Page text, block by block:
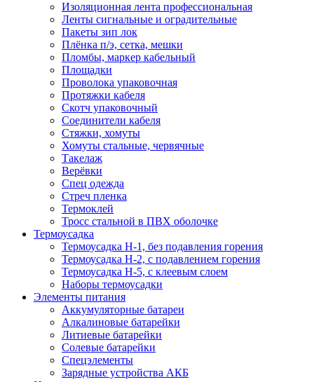
Изоляционная лента профессиональная
Ленты сигнальные и оградительные
Пакеты зип лок
Плёнка п/э, сетка, мешки
Пломбы, маркер кабельный
Площадки
Проволока упаковочная
Протяжки кабеля
Скотч упаковочный
Соединители кабеля
Стяжки, хомуты
Хомуты стальные, червячные
Такелаж
Верёвки
Спец одежда
Стреч пленка
Термоклей
Тросс стальной в ПВХ оболочке
Термоусадка
Термоусадка H-1, без подавления горения
Термоусадка H-2, с подавлением горения
Термоусадка H-5, с клеевым слоем
Наборы термоусадки
Элементы питания
Аккумуляторные батареи
Алкалиновые батарейки
Литиевые батарейки
Солевые батарейки
Спецэлементы
Зарядные устройства АКБ